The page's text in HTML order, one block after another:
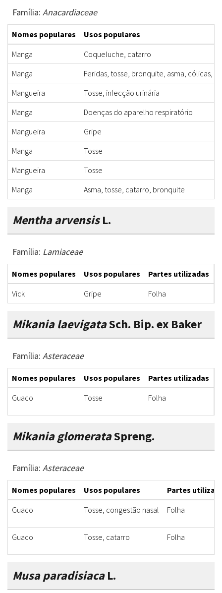
Família: Anacardiaceae
Nomes populares
Usos populares
Manga
Coqueluche, catarro
Manga
Feridas, tosse, bronquite, asma, cólicas,
Mangueira
Tosse, infecção urinária
Manga
Doenças do aparelho respiratório
Mangueira
Gripe
Manga
Tosse
Mangueira
Tosse
Manga
Asma, tosse, catarro, bronquite
Mentha arvensisL.
Família: Lamiaceae
Nomes populares Usos populares Partes utilizadas
Vick
Gripe Folha
Mikania laevigataSch. Bip. ex Baker
Família: Asteraceae
Nomes populares Usos populares Partes utilizadas
Guaco
Tosse Folha
Mikania glomerataSpreng.
Família: Asteraceae
Nomes populares Usos populares
Partes
Guaco
Tosse, congestão nasal Folha
Guaco Tosse, catarro Folha
Musa paradisiacaL.